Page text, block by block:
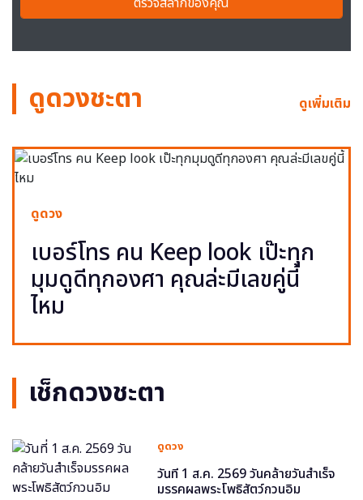
ดูดวงชะตา ดูเพิ่มเติม
ดูดวง
เบอร์โทร คน Keep look เป๊ะทุก
มุมดูดีทุกองศา คุณล่ะมีเลขคู่นี้
ไหม
เช็กดวงชะตา
ดูดวง
วันที่ 1 ส.ค. 2569 วันคล้ายวันสำเร็จ
มรรคผลพระโพธิสัตว์กวนอิม